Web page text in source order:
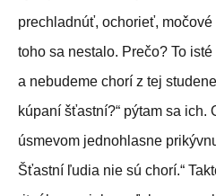
prechladnúť, ochorieť,
toho sa nestalo. Prečo? To
a nebudeme chorí z tej
kúpaní šťastní?“ pýtam sa ich.
úsmevom jednohlasne
Šťastní ľudia nie sú chorí.“